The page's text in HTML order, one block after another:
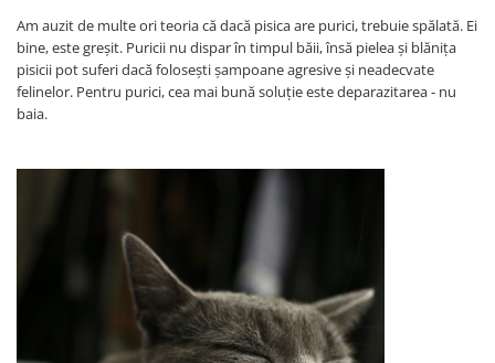
Am auzit de multe ori teoria că dacă pisica are purici, trebuie spălată. Ei
bine, este greșit. Puricii nu dispar în timpul băii, însă pielea și blănița
pisicii pot suferi dacă folosești șampoane agresive și neadecvate
felinelor. Pentru purici, cea mai bună soluție este deparazitarea - nu
baia.